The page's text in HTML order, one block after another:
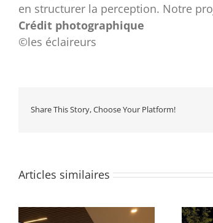
en structurer la perception. Notre
Crédit photographique
©les éclaireurs
Share This Story, Choose Your Platform!
Articles similaires